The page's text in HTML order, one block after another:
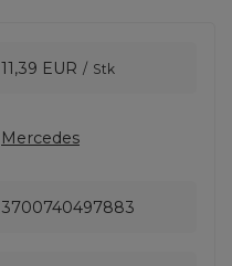
11,39 EUR / Stk
Mercedes
3700740497883